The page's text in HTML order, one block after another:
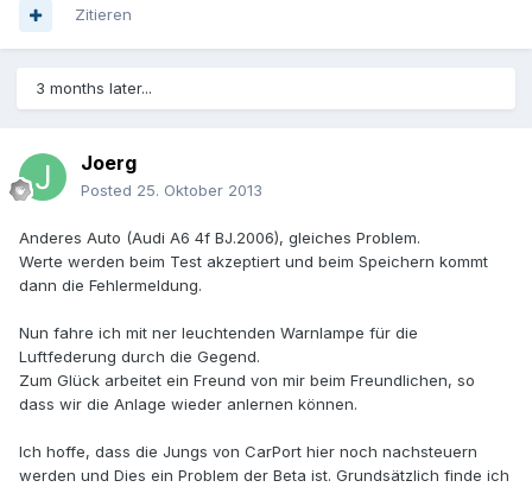
Zitieren
3 months later...
Joerg
Posted 25. Oktober 2013
Anderes Auto (Audi A6 4f BJ.2006), gleiches Problem.
Werte werden beim Test akzeptiert und beim Speichern kommt
dann die Fehlermeldung.
Nun fahre ich mit ner leuchtenden Warnlampe für die
Luftfederung durch die Gegend.
Zum Glück arbeitet ein Freund von mir beim Freundlichen, so
dass wir die Anlage wieder anlernen können.
Ich hoffe, dass die Jungs von CarPort hier noch nachsteuern
werden und Dies ein Problem der Beta ist. Grundsätzlich finde ich